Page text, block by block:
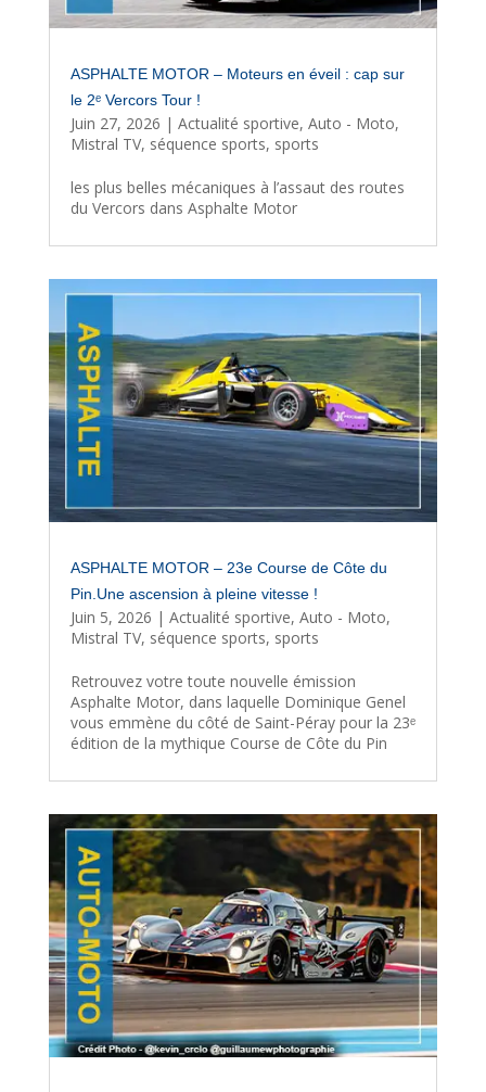
ASPHALTE MOTOR – Moteurs en éveil : cap sur
le 2ᵉ Vercors Tour !
Juin 27, 2026 | Actualité sportive, Auto - Moto,
Mistral TV, séquence sports, sports
les plus belles mécaniques à l’assaut des routes
du Vercors dans Asphalte Motor
ASPHALTE MOTOR – 23e Course de Côte du
Pin.Une ascension à pleine vitesse !
Juin 5, 2026 | Actualité sportive, Auto - Moto,
Mistral TV, séquence sports, sports
Retrouvez votre toute nouvelle émission
Asphalte Motor, dans laquelle Dominique Genel
vous emmène du côté de Saint-Péray pour la 23ᵉ
édition de la mythique Course de Côte du Pin